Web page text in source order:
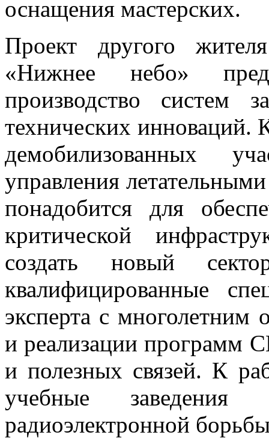
оснащения мастерских.
Проект другого
«Нижнее небо»
производство
технических инноваций.
демобилизованных
управления
понадобится для
критической
создать новый
квалифицированные
эксперта с многолетним
и реализации программ
и полезных связей. К
учебные заведения
радиоэлектронной